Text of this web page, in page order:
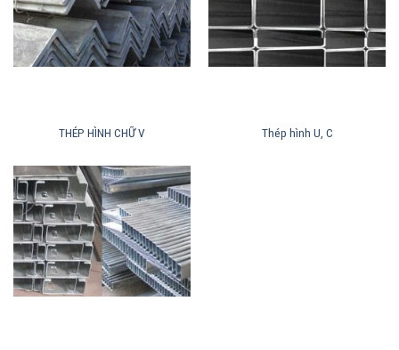
THÉP HÌNH CHỮ V Thép hình U, C